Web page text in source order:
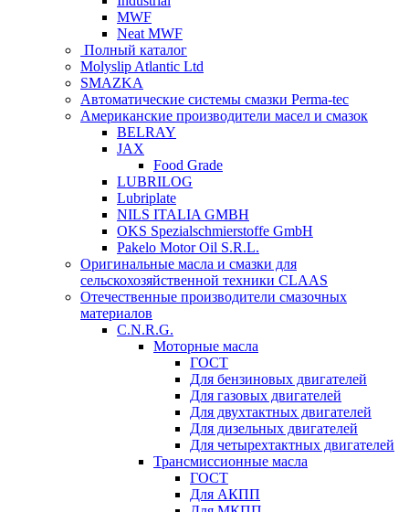
MWF
Neat MWF
Полный каталог
Molyslip Atlantic Ltd
SMAZKA
Автоматические системы смазки Perma-tec
Американские производители масел и смазок
BELRAY
JAX
Food Grade
LUBRILOG
Lubriplate
NILS ITALIA GMBH
OKS Spezialschmierstoffe GmbH
Pakelo Motor Oil S.R.L.
Оригинальные масла и смазки для
сельскохозяйственной техники CLAAS
Отечественные производители смазочных
материалов
C.N.R.G.
Моторные масла
ГОСТ
Для бензиновых двигателей
Для газовых двигателей
Для двухтактных двигателей
Для дизельных двигателей
Для четырехтактных двигателей
Трансмиссионные масла
ГОСТ
Для АКПП